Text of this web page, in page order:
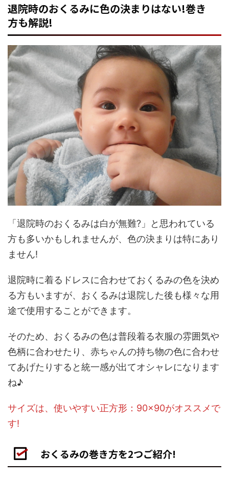
退院時のおくるみに色の決まりはない!巻き
方も解説!
「退院時のおくるみは白が無難?」と思われている
方も多いかもしれませんが、色の決まりは特にあり
ません!
退院時に着るドレスに合わせておくるみの色を決め
る方もいますが、おくるみは退院した後も様々な用
途で使用することができます。
そのため、おくるみの色は普段着る衣服の雰囲気や
色柄に合わせたり、赤ちゃんの持ち物の色に合わせ
てあげたりすると統一感が出てオシャレになります
ね♪
サイズは、使いやすい正方形：90×90がオススメで
す!
おくるみの巻き方を2つご紹介!